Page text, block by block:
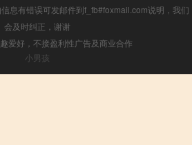
息有错误可发邮件到f_fb#foxmail.com说明，我们
会及时纠正，谢谢
爱好，不接盈利性广告及商业合作
小男孩